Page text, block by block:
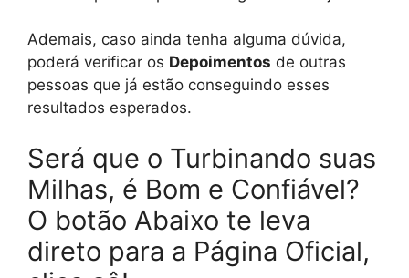
Ademais, caso ainda tenha alguma dúvida,
poderá verificar os Depoimentos de outras
pessoas que já estão conseguindo esses
resultados esperados.
Será que o Turbinando suas
Milhas, é Bom e Confiável?
O botão Abaixo te leva
direto para a Página Oficial,